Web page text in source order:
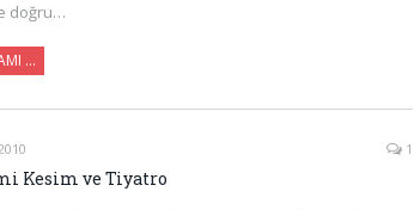
doğru…
…
1
Kesim ve Tiyatro